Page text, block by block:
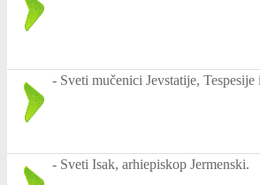
- Sveti mučenici Jevstatije,
- Sveti Isak, arhiepiskop Jermenski.